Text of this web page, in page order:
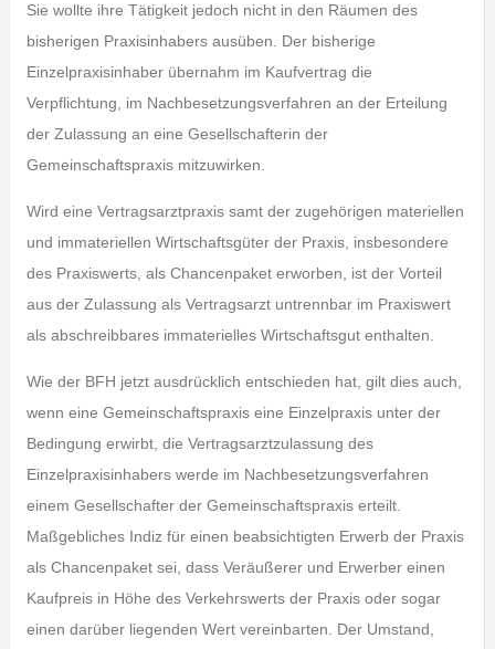
Sie wollte ihre Tätigkeit jedoch nicht in den Räumen des
bisherigen Praxisinhabers ausüben. Der bisherige
Einzelpraxisinhaber übernahm im Kaufvertrag die
Verpflichtung, im Nachbesetzungsverfahren an der Erteilung
der Zulassung an eine Gesellschafterin der
Gemeinschaftspraxis mitzuwirken.
Wird eine Vertragsarztpraxis samt der zugehörigen materiellen
und immateriellen Wirtschaftsgüter der Praxis, insbesondere
des Praxiswerts, als Chancenpaket erworben, ist der Vorteil
aus der Zulassung als Vertragsarzt untrennbar im Praxiswert
als abschreibbares immaterielles Wirtschaftsgut enthalten.
Wie der BFH jetzt ausdrücklich entschieden hat, gilt dies auch,
wenn eine Gemeinschaftspraxis eine Einzelpraxis unter der
Bedingung erwirbt, die Vertragsarztzulassung des
Einzelpraxisinhabers werde im Nachbesetzungsverfahren
einem Gesellschafter der Gemeinschaftspraxis erteilt.
Maßgebliches Indiz für einen beabsichtigten Erwerb der Praxis
als Chancenpaket sei, dass Veräußerer und Erwerber einen
Kaufpreis in Höhe des Verkehrswerts der Praxis oder sogar
einen darüber liegenden Wert vereinbarten. Der Umstand,